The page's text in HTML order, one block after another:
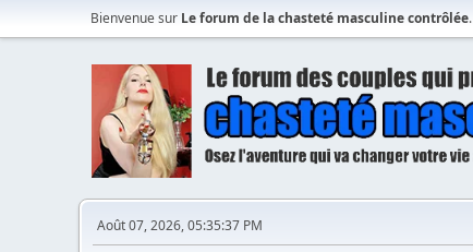
Bienvenue sur Le forum de la chasteté masculine contrôlée.
Août 07, 2026, 05:35:37 PM